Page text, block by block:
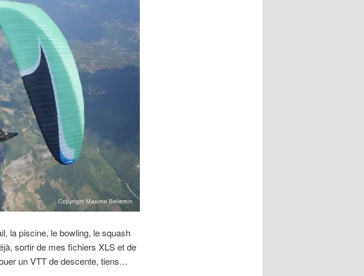
la piscine, le bowling, le squash
sortir de mes fichiers XLS et de
un VTT de descente, tiens…